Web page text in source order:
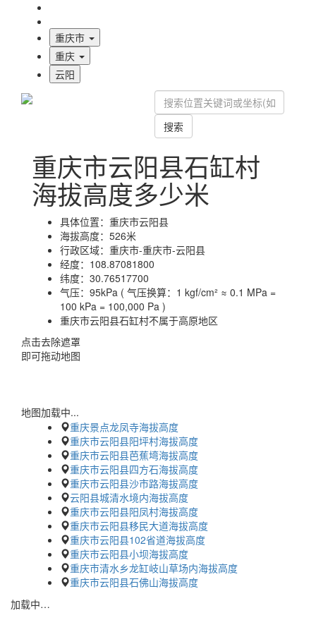
重庆市
重庆
云阳
搜索
重庆市云阳县石缸村
海拔高度多少米
具体位置： 重庆市云阳县
海拔高度： 526米
行政区域： 重庆市-重庆市-云阳县
经度： 108.87081800
纬度： 30.76517700
气压： 95kPa ( 气压换算：1 kgf/cm² ≈ 0.1 MPa =
100 kPa = 100,000 Pa )
重庆市云阳县石缸村不属于高原地区
点击去除遮罩
即可拖动地图
地图加载中...
重庆景点龙凤寺海拔高度
重庆市云阳县阳坪村海拔高度
重庆市云阳县芭蕉塆海拔高度
重庆市云阳县四方石海拔高度
重庆市云阳县沙市路海拔高度
云阳县城清水境内海拔高度
重庆市云阳县阳凤村海拔高度
重庆市云阳县移民大道海拔高度
重庆市云阳县102省道海拔高度
重庆市云阳县小坝海拔高度
重庆市清水乡龙缸岐山草场内海拔高度
重庆市云阳县石佛山海拔高度
加载中…